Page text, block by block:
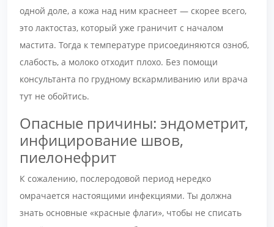
одной доле, а кожа над ним краснеет — скорее всего,
это лактостаз, который уже граничит с началом
мастита. Тогда к температуре присоединяются озноб,
слабость, а молоко отходит плохо. Без помощи
консультанта по грудному вскармливанию или врача
тут не обойтись.
Опасные причины: эндометрит,
инфицирование швов,
пиелонефрит
К сожалению, послеродовой период нередко
омрачается настоящими инфекциями. Ты должна
знать основные «красные флаги», чтобы не списать